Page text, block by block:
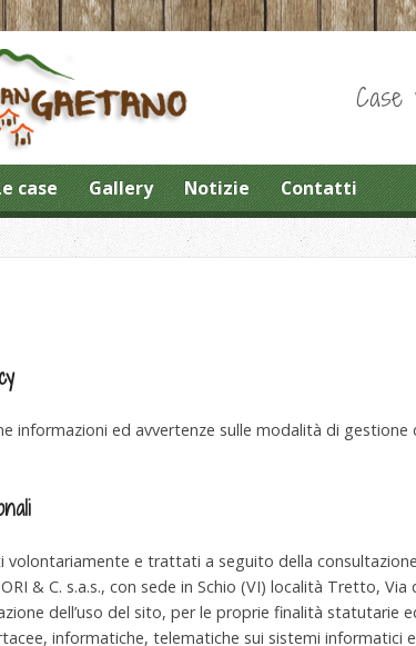
Case
case Gallery Notizie Contatti
informazioni ed avvertenze sulle modalità di
e trattati a seguito della
& C. s.a.s., con sede in Schio (VI) località Tretto,
dell’uso del sito, per le proprie finalità
informatiche, telematiche sui sistemi informatici